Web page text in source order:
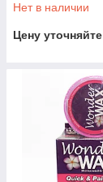
Нет в наличии
Цену уточняйте